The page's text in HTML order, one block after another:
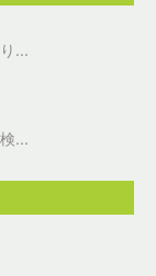
...
...